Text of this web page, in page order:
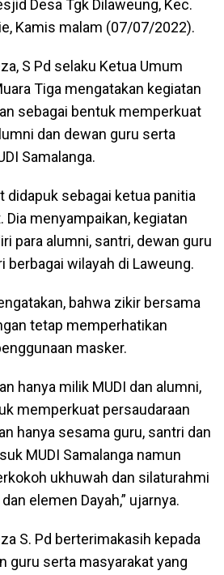
Desa Tgk Dilaweung, Kec.
Kamis malam (07/07/2022).
S Pd selaku Ketua Umum
Tiga mengatakan kegiatan
sebagai bentuk memperkuat
dan dewan guru serta
Samalanga.
didapuk sebagai ketua panitia
Dia menyampaikan, kegiatan
para alumni, santri, dewan guru
berbagai wilayah di Laweung.
bahwa zikir bersama
tetap memperhatikan
masker.
hanya milik MUDI dan alumni,
memperkuat persaudaraan
hanya sesama guru, santri dan
MUDI Samalanga namun
ukhuwah dan silaturahmi
elemen Dayah,” ujarnya.
S. Pd berterimakasih kepada
guru serta masyarakat yang